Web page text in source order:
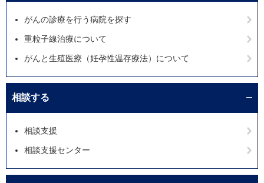
がんの診療を行う病院を探す
重粒子線治療について
がんと生殖医療（妊孕性温存療法）について
相談する
相談支援
相談支援センター